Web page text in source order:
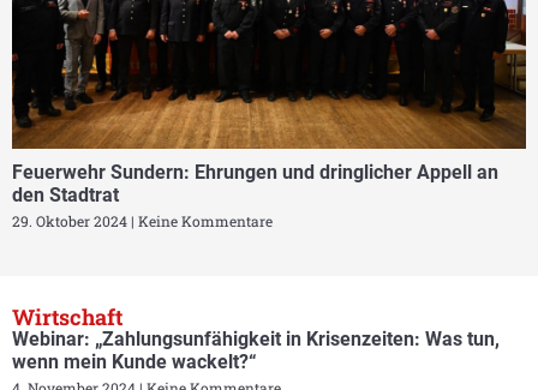
Feuerwehr Sundern: Ehrungen und dringlicher Appell an
den Stadtrat
29. Oktober 2024 Keine Kommentare
Wirtschaft
Webinar: „Zahlungsunfähigkeit in Krisenzeiten: Was tun,
wenn mein Kunde wackelt?“